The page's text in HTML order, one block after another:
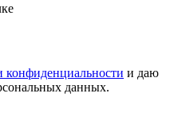
конфиденциальности и даю
данных.